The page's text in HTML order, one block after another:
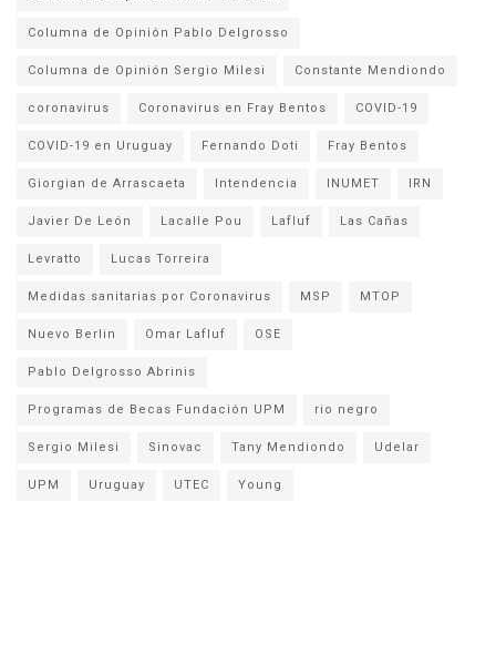
Columna de Opinión Pablo Delgrosso
Columna de Opinión Sergio Milesi Constante Mendiondo
coronavirus Coronavirus en Fray Bentos COVID-19
COVID-19 en Uruguay Fernando Doti Fray Bentos
Giorgian de Arrascaeta Intendencia INUMET IRN
Javier De León Lacalle Pou Lafluf Las Cañas
Levratto Lucas Torreira
Medidas sanitarias por Coronavirus MSP MTOP
Nuevo Berlin Omar Lafluf OSE
Pablo Delgrosso Abrinis
Programas de Becas Fundación UPM rio negro
Sergio Milesi Sinovac Tany Mendiondo Udelar
UPM Uruguay UTEC Young